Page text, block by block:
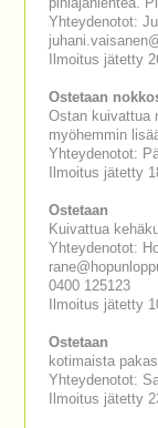
pihlajanlehteä.
Yhteydenotot:
Ilmoitus jätetty
Ostetaan
Ostan kuivattua
myöhemmin
Yhteydenotot:
Ilmoitus jätetty
Ostetaan
Kuivattua
Yhteydenotot:
0400 125123
Ilmoitus jätetty
Ostetaan
kotimaista
Yhteydenotot:
Ilmoitus jätetty